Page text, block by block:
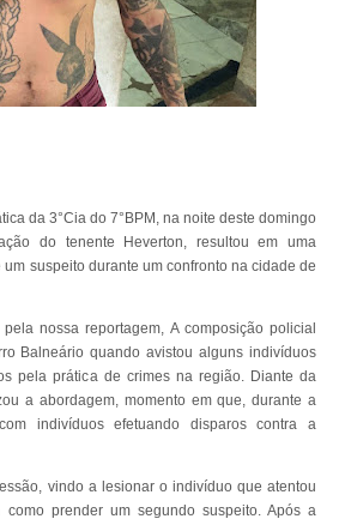
da 3°Cia do 7°BPM, na noite deste domingo
do tenente Heverton, resultou em uma
suspeito durante um confronto na cidade de
nossa reportagem, A composição policial
Balneário quando avistou alguns indivíduos
pela prática de crimes na região. Diante da
a abordagem, momento em que, durante a
indivíduos efetuando disparos contra a
vindo a lesionar o indivíduo que atentou
prender um segundo suspeito. Após a